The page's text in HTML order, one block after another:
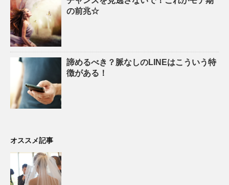
の前兆☆
諦めるべき？脈なしのLINEはこういう特
徴がある！
オススメ記事